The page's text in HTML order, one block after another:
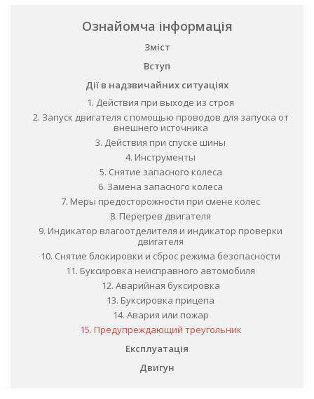
Ознайомча інформація
Зміст
Вступ
Дії в надзвичайних ситуаціях
1. Действия при выходе из строя
2. Запуск двигателя с помощью проводов для запуска от
внешнего источника
3. Действия при спуске шины
4. Инструменты
5. Снятие запасного колеса
6. Замена запасного колеса
7. Меры предосторожности при смене колес
8. Перегрев двигателя
9. Индикатор влагоотделителя и индикатор проверки
двигателя
10. Снятие блокировки и сброс режима безопасности
11. Буксировка неисправного автомобиля
12. Аварийная буксировка
13. Буксировка прицепа
14. Авария или пожар
15. Предупреждающий треугольник
Експлуатація
Двигун